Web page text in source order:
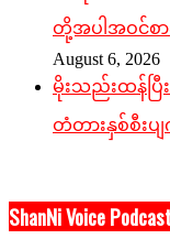
တို့အပါအဝင်စာ
August 6, 2026
မိုးသည်းထန်ပြီ
တံတားနှစ်စီးပ
ShanNi Voice